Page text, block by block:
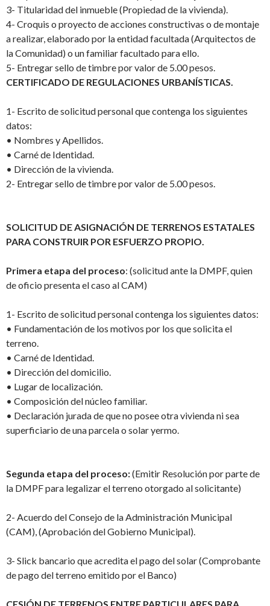
3- Titularidad del inmueble (Propiedad de la vivienda).
4- Croquis o proyecto de acciones constructivas o de montaje
a realizar, elaborado por la entidad facultada (Arquitectos de
la Comunidad) o un familiar facultado para ello.
5- Entregar sello de timbre por valor de 5.00 pesos.
CERTIFICADO DE REGULACIONES URBANÍSTICAS.
1- Escrito de solicitud personal que contenga los siguientes
datos:
• Nombres y Apellidos.
• Carné de Identidad.
• Dirección de la vivienda.
2- Entregar sello de timbre por valor de 5.00 pesos.
SOLICITUD DE ASIGNACIÓN DE TERRENOS ESTATALES
PARA CONSTRUIR POR ESFUERZO PROPIO.
Primera etapa del proceso: (solicitud ante la DMPF, quien
de oficio presenta el caso al CAM)
1- Escrito de solicitud personal contenga los siguientes datos:
• Fundamentación de los motivos por los que solicita el
terreno.
• Carné de Identidad.
• Dirección del domicilio.
• Lugar de localización.
• Composición del núcleo familiar.
• Declaración jurada de que no posee otra vivienda ni sea
superficiario de una parcela o solar yermo.
Segunda etapa del proceso:(Emitir Resolución por parte de
la DMPF para legalizar el terreno otorgado al solicitante)
2- Acuerdo del Consejo de la Administración Municipal
(CAM), (Aprobación del Gobierno Municipal).
3- Slick bancario que acredita el pago del solar (Comprobante
de pago del terreno emitido por el Banco)
CESIÓN DE TERRENOS ENTRE PARTICULARES PARA